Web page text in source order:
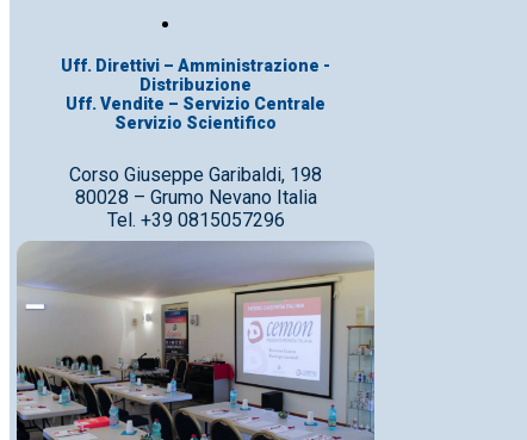
Uff. Direttivi – Amministrazione -
Distribuzione
Uff. Vendite – Servizio Centrale
Servizio Scientifico
Corso Giuseppe Garibaldi, 198
80028 – Grumo Nevano Italia
Tel. +39 0815057296